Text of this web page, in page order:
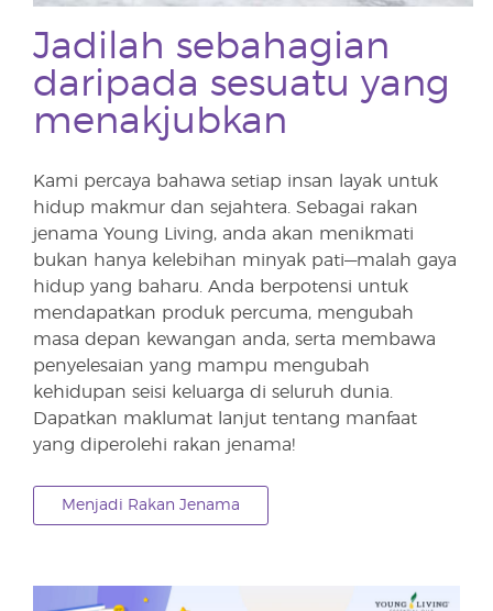
Jadilah sebahagian
daripada sesuatu yang
menakjubkan
Kami percaya bahawa setiap insan layak untuk
hidup makmur dan sejahtera. Sebagai rakan
jenama Young Living, anda akan menikmati
bukan hanya kelebihan minyak pati—malah gaya
hidup yang baharu. Anda berpotensi untuk
mendapatkan produk percuma, mengubah
masa depan kewangan anda, serta membawa
penyelesaian yang mampu mengubah
kehidupan seisi keluarga di seluruh dunia.
Dapatkan maklumat lanjut tentang manfaat
yang diperolehi rakan jenama!
Menjadi Rakan Jenama